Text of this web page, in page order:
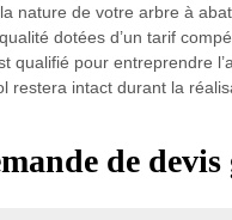
nature de votre arbre à
dotées d’un tarif
qualifié pour entreprendre
restera intact durant la
de